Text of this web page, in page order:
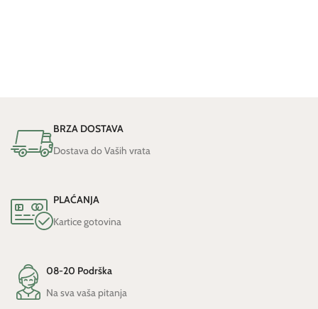
BRZA DOSTAVA
Dostava do Vaših vrata
PLAĆANJA
Kartice gotovina
08-20 Podrška
Na sva vaša pitanja